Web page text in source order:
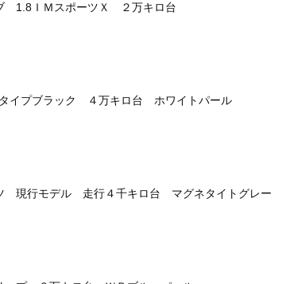
1.8ＩＭスポーツＸ ２万キロ台
プブラック ４万キロ台 ホワイトパール
現行モデル 走行４千キロ台 マグネタイトグレー